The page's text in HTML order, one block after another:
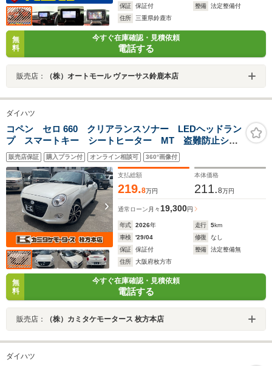
保証
保証付 整備
法定整備付
住所
三重県鈴鹿市
無
料
今すぐ在庫確認・見積依頼
電話する
販売店： （株）オートモール ヴァーサス鈴鹿本店
ダイハツ
コペン セロ 660 クリアランスソナー LEDヘッドラン
プ スマートキー シートヒーター MT 盗難防止シス
テム ABS ESC アルミホイール 衝突安全ボディ
エアコン パワーステアリング パワーウィンドウ
販売店保証 購入プラン付 オンライン相談可 360°画像付
支払総額
219.8万円
本体価格
211.8万円
通常ローン 月々 19,300円
年式 2026年 走行 5km
車検
'29/04 修復
なし
保証
保証付 整備
法定整備無
住所
大阪府枚方市
無
料
今すぐ在庫確認・見積依頼
電話する
販売店： （株）カミタケモータース 枚方本店
ダイハツ